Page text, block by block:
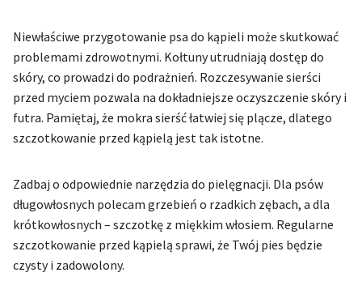
Niewłaściwe przygotowanie psa do kąpieli może skutkować
problemami zdrowotnymi. Kołtuny utrudniają dostęp do
skóry, co prowadzi do podrażnień. Rozczesywanie sierści
przed myciem pozwala na dokładniejsze oczyszczenie skóry i
futra. Pamiętaj, że mokra sierść łatwiej się plącze, dlatego
szczotkowanie przed kąpielą jest tak istotne.
Zadbaj o odpowiednie narzędzia do pielęgnacji. Dla psów
długowłosnych polecam grzebień o rzadkich zębach, a dla
krótkowłosnych – szczotkę z miękkim włosiem. Regularne
szczotkowanie przed kąpielą sprawi, że Twój pies będzie
czysty i zadowolony.